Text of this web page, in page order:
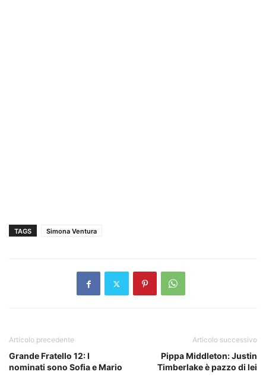
TAGS Simona Ventura
Articolo precedente
Grande Fratello 12: I
nominati sono Sofia e Mario
Articolo successivo
Pippa Middleton: Justin
Timberlake è pazzo di lei